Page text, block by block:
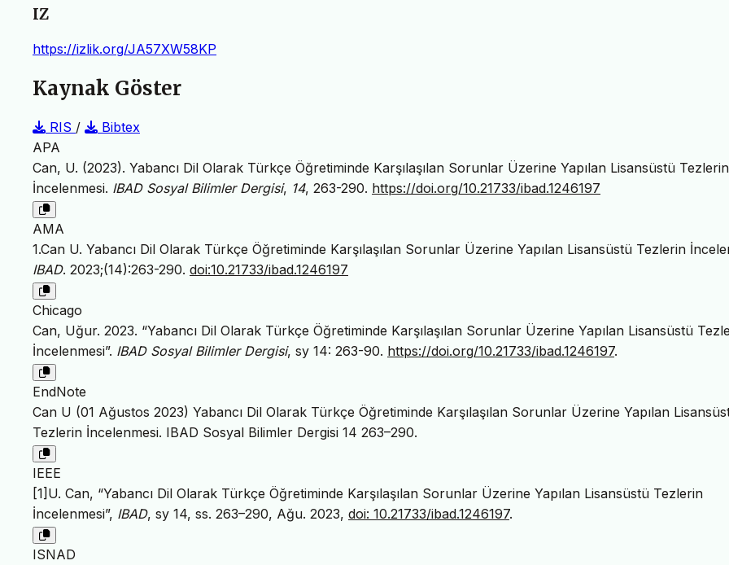
IZ
https://izlik.org/JA57XW58KP
Kaynak Göster
RIS /
Bibtex
APA
Can, U. (2023). Yabancı Dil Olarak Türkçe Öğretiminde Karşılaşılan Sorunlar Üzerine Yapılan Lisansüstü Tezlerin
İncelenmesi. IBAD Sosyal Bilimler Dergisi, 14, 263-290. https://doi.org/10.21733/ibad.1246197
AMA
1.Can U. Yabancı Dil Olarak Türkçe Öğretiminde Karşılaşılan Sorunlar Üzerine Yapılan Lisansüstü Tezlerin
IBAD. 2023;(14):263-290. doi:10.21733/ibad.1246197
Chicago
Can, Uğur. 2023. “Yabancı Dil Olarak Türkçe Öğretiminde Karşılaşılan Sorunlar Üzerine Yapılan Lisansüstü
İncelenmesi”. IBAD Sosyal Bilimler Dergisi, sy 14: 263-90. https://doi.org/10.21733/ibad.1246197.
EndNote
Can U (01 Ağustos 2023) Yabancı Dil Olarak Türkçe Öğretiminde Karşılaşılan Sorunlar Üzerine Yapılan
Tezlerin İncelenmesi. IBAD Sosyal Bilimler Dergisi 14 263–290.
IEEE
[1]U. Can, “Yabancı Dil Olarak Türkçe Öğretiminde Karşılaşılan Sorunlar Üzerine Yapılan Lisansüstü Tezlerin
İncelenmesi”, IBAD, sy 14, ss. 263–290, Ağu. 2023, doi: 10.21733/ibad.1246197.
ISNAD